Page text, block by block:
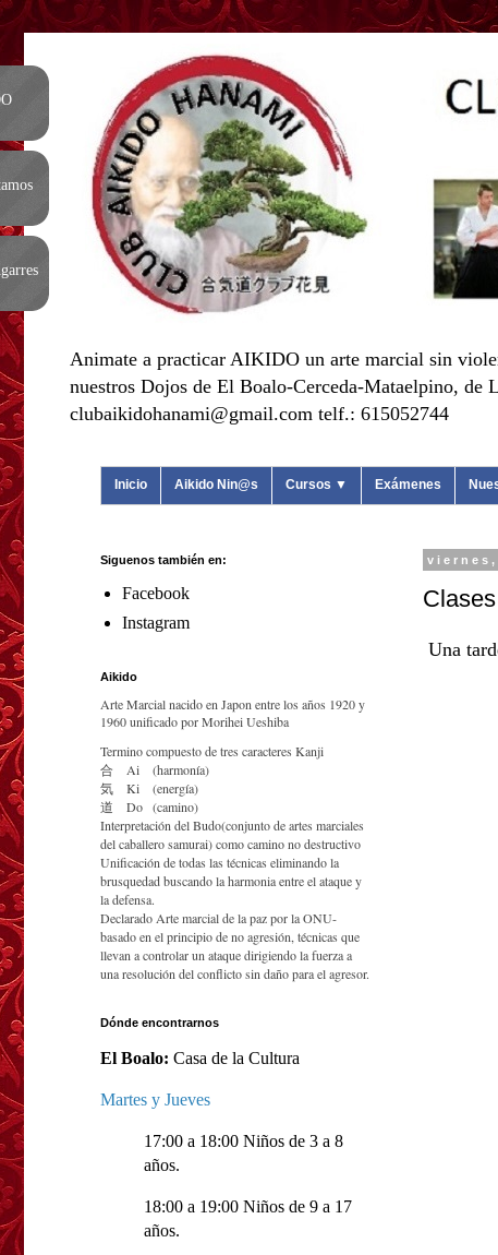
Animate a practicar AIKIDO un arte marcial sin
nuestros Dojos de El Boalo-Cerceda-Mataelpino,
clubaikidohanami@gmail.com telf.: 615052744
Inicio Aikido Nin@s Cursos ▼ Exámenes
viernes,
Una
Siguenos también en:
Facebook
Instagram
Aikido
Arte Marcial nacido en Japon entre los años 1920 y
1960 unificado por Morihei Ueshiba
Termino compuesto de tres caracteres Kanji
合
Ai
(harmonía)
気
Ki
(energía)
道
Do (camino)
Interpretación del Budo(conjunto de artes marciales
del caballero samurai) como camino no destructivo
Unificación de todas las técnicas eliminando la
brusquedad buscando la harmonia entre el ataque y
la defensa.
Declarado Arte marcial de la paz por la ONU-
basado en el principio de no agresión, técnicas que
llevan a controlar un ataque dirigiendo la fuerza a
una resolución del conflicto sin daño para el agresor.
Dónde encontrarnos
El Boalo: Casa de la Cultura
Martes y Jueves
17:00 a 18:00 Niños de 3 a 8
años.
18:00 a 19:00 Niños de 9 a 17
años.